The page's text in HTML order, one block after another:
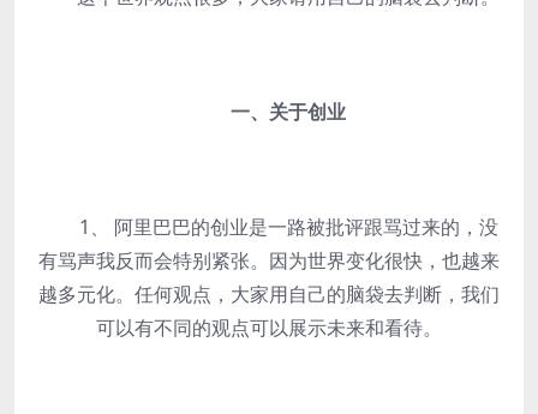
一、关于创业
1、 阿里巴巴的创业是一路被批评跟骂过来的，没
有骂声我反而会特别紧张。因为世界变化很快，也越来
越多元化。任何观点，大家用自己的脑袋去判断，我们
可以有不同的观点可以展示未来和看待。